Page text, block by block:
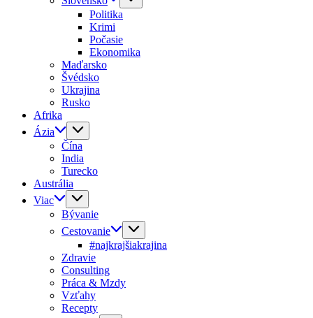
Politika
Krimi
Počasie
Ekonomika
Maďarsko
Švédsko
Ukrajina
Rusko
Afrika
Ázia
Čína
India
Turecko
Austrália
Viac
Bývanie
Cestovanie
#najkrajšiakrajina
Zdravie
Consulting
Práca & Mzdy
Vzťahy
Recepty